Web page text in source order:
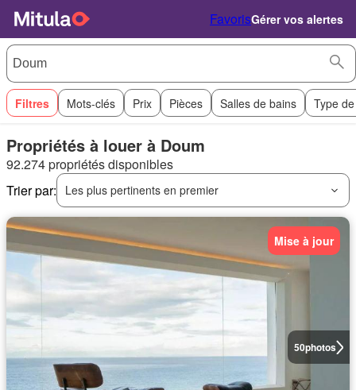
FavorisGérer vos alertes
Filtres Mots-clés Prix Pièces Salles de bains Type
Propriétés à louer à Doum
92.274 propriétés disponibles
Trier par:
Les plus pertinents en premier
50photos
Mise à jour